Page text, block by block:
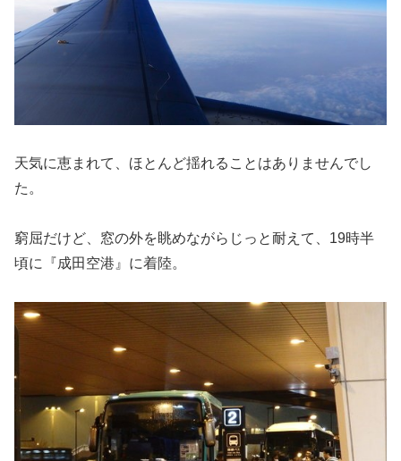
天気に恵まれて、ほとんど揺れることはありませんでし
た。
窮屈だけど、窓の外を眺めながらじっと耐えて、19時半
頃に『成田空港』に着陸。